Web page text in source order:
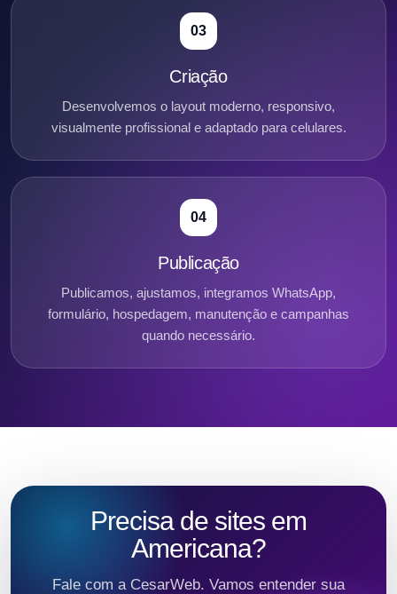
03
Criação
Desenvolvemos o layout moderno, responsivo,
visualmente profissional e adaptado para celulares.
04
Publicação
Publicamos, ajustamos, integramos WhatsApp,
formulário, hospedagem, manutenção e campanhas
quando necessário.
Precisa de sites em
Americana?
Fale com a CesarWeb. Vamos entender sua